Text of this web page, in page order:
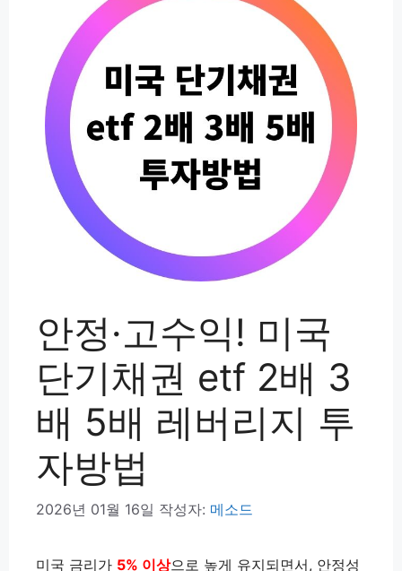
안정·고수익! 미국
단기채권 etf 2배 3
배 5배 레버리지 투
자방법
2026년 01월 16일 작성자: 메소드
미국 금리가 5% 이상으로 높게 유지되면서, 안정성